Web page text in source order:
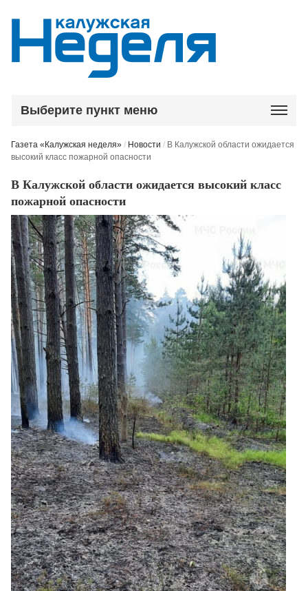
Выберите пункт меню
Газета «Калужская неделя» / Новости / В Калужской области ожидается
высокий класс пожарной опасности
В Калужской области ожидается высокий класс
пожарной опасности